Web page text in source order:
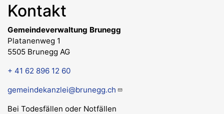
Kontakt
Gemeindeverwaltung Brunegg
Platanenweg 1
5505 Brunegg AG
+ 41 62 896 12 60
gemeindekanzlei@brunegg.ch
Bei Todesfällen oder Notfällen